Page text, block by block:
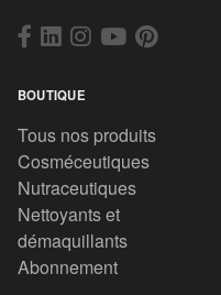
BOUTIQUE
Tous nos produits
Cosméceutiques
Nutraceutiques
Nettoyants et
démaquillants
Abonnement